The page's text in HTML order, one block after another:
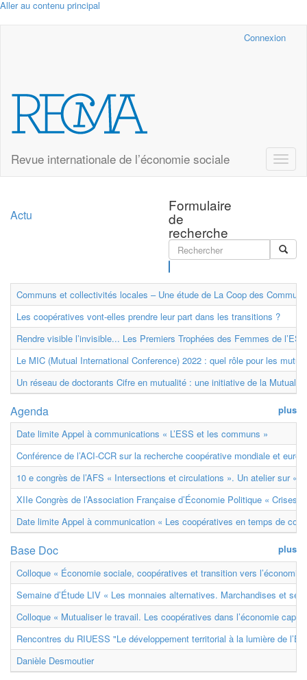
Aller au contenu principal
Connexion
Revue internationale de l’économie sociale
Toggle
Formulaire
de
recherche
Actu
Communs et collectivités locales – Une étude de La Coop des
Les coopératives vont-elles prendre leur part dans les transitions ?
Rendre visible l’invisible... Les Premiers Trophées des Femmes de
Le MIC (Mutual International Conference) 2022 : quel rôle pour les
Un réseau de doctorants Cifre en mutualité : une initiative de la
plus
Agenda
Date limite Appel à communications « L’ESS et les communs »
Conférence de l’ACI-CCR sur la recherche coopérative mondiale et
10 e congrès de l’AFS « Intersections et circulations ». Un atelier sur «
XIIe Congrès de l’Association Française d’Économie Politique « Crises
Date limite Appel à communication « Les coopératives en temps de
plus
Base Doc
Colloque « Économie sociale, coopératives et transition vers
Semaine d’Étude LIV « Les monnaies alternatives. Marchandises et
Colloque « Mutualiser le travail. Les coopératives dans l’économie
Rencontres du RIUESS "Le développement territorial à la lumière de
Danièle Desmoutier